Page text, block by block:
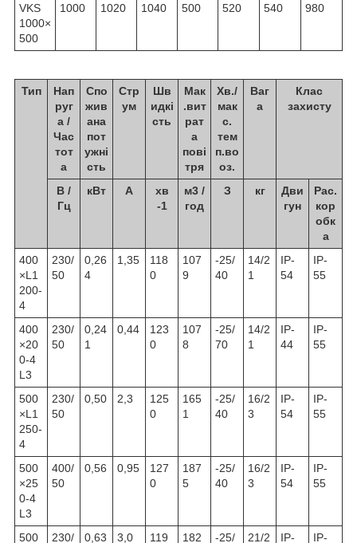
VKS
1000×
500
1000 1020 1040 500 520 540 980
Тип
Нап
руг
а /
Час
тот
а
Спо
жив
ана
пот
ужні
сть
Стр
ум
Шв
идкі
сть
Мак
.вит
рат
а
пові
тря
Хв./
мак
с.
тем
п.во
оз.
Ваг
а
Клас
захисту
В /
Гц
кВт А
хв
-1
м3 /
год
З кг
Дви
гун
Рас.
кор
обк
а
400
×L1
200-
4
230/
50
0,26
4
1,35
118
0
107
9
-25/
40
14/2
1
IP-
54
IP-
55
400
×20
0-4
L3
230/
50
0,24
1
0,44
123
0
107
8
-25/
70
14/2
1
IP-
44
IP-
55
500
×L1
250-
4
230/
50
0,50 2,3
125
0
165
1
-25/
40
16/2
3
IP-
54
IP-
55
500
×25
0-4
L3
400/
50
0,56 0,95
127
0
187
5
-25/
40
16/2
3
IP-
54
IP-
55
500 230/ 0,63 3,0 119 182 -25/ 21/2 IP- IP-